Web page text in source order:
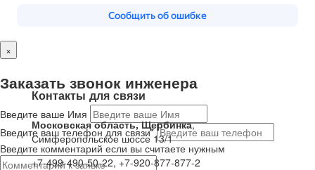
Контакты для связи
Московская область, Щербинка,
Симферопольское шоссе 13/1
+7-499-490-50-22, +7-920-877-877-2
×
Заказать звонок инженера
Введите ваше Имя
Введите ваш телефон для связи*
Введите комментарий если вы считаете нужным